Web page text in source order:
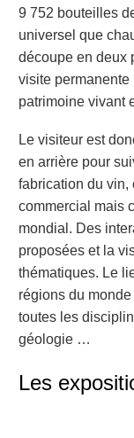
9 752 bouteilles
universel que
découpe en deux
visite permanente
patrimoine vivant
Le visiteur est
en arrière pour
fabrication du vin,
commercial mais
mondial. Des
proposées et la
thématiques. Le
régions du
toutes les
géologie …
Les